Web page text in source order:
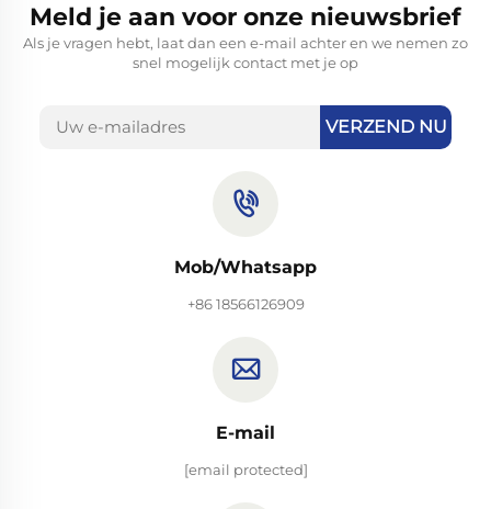
Meld je aan voor onze nieuwsbrief
Als je vragen hebt, laat dan een e-mail achter en we nemen zo
snel mogelijk contact met je op
VERZEND NU
Mob/Whatsapp
+86 18566126909
E-mail
[email protected]